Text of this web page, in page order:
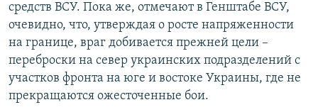
средств ВСУ. Пока же, отмечают в Генштабе ВСУ,
очевидно, что, утверждая о росте напряженности
на границе, враг добивается прежней цели –
переброски на север украинских подразделений с
участков фронта на юге и востоке Украины, где не
прекращаются ожесточенные бои.